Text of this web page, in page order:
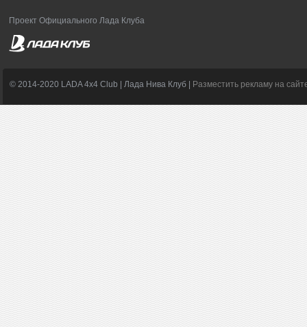
Проект Официального Лада Клуба
© 2014-2020 LADA 4x4 Club | Лада Нива Клуб | Разместить рекламу на